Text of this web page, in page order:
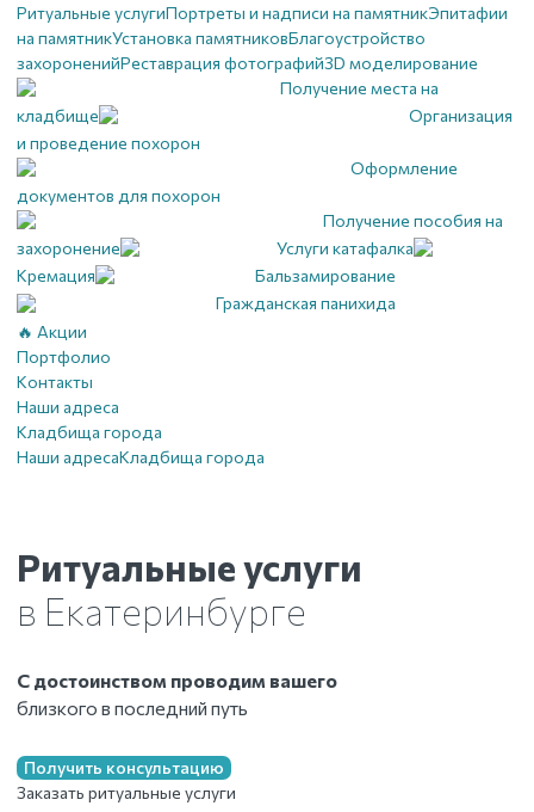
Ритуальные услугиПортреты и надписи на памятникЭпитафии
на памятникУстановка памятниковБлагоустройство
захороненийРеставрация фотографий3D моделирование
Получение места на
кладбище
Организация
и проведение похорон
Оформление
документов для похорон
Получение пособия на
захоронение
Услуги катафалка
Кремация
Бальзамирование
Гражданская панихида
🔥 Акции
Портфолио
Контакты
Наши адреса
Кладбища города
Наши адресаКладбища города
Ритуальные услуги
в Екатеринбурге
С достоинством проводим вашего
близкого в последний путь
Получить консультацию
Заказать ритуальные услуги